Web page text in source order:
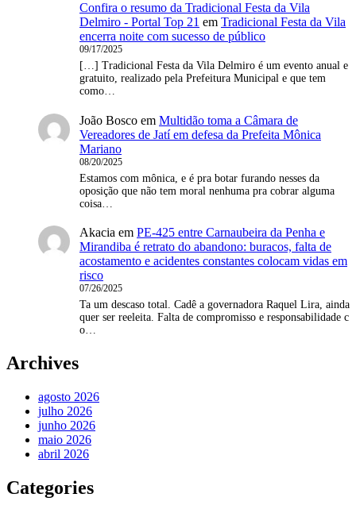
Confira o resumo da Tradicional Festa da Vila
Delmiro - Portal Top 21 em Tradicional Festa da Vila
encerra noite com sucesso de público
09/17/2025
[…] Tradicional Festa da Vila Delmiro é um evento anual e
gratuito, realizado pela Prefeitura Municipal e que tem
como…
João Bosco em Multidão toma a Câmara de
Vereadores de Jatí em defesa da Prefeita Mônica
Mariano
08/20/2025
Estamos com mônica, e é pra botar furando nesses da
oposição que não tem moral nenhuma pra cobrar alguma
coisa…
Akacia em PE-425 entre Carnaubeira da Penha e
Mirandiba é retrato do abandono: buracos, falta de
acostamento e acidentes constantes colocam vidas em
risco
07/26/2025
Ta um descaso total. Cadê a governadora Raquel Lira, ainda
quer ser reeleita. Falta de compromisso e responsabilidade c
o…
Archives
agosto 2026
julho 2026
junho 2026
maio 2026
abril 2026
Categories